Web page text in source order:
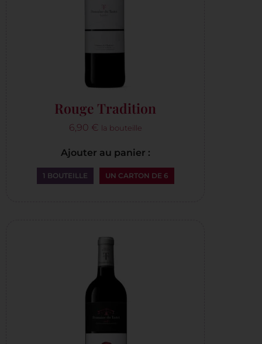
Rouge Tradition
6,90 € la bouteille
Ajouter au panier :
1 BOUTEILLE UN CARTON DE 6